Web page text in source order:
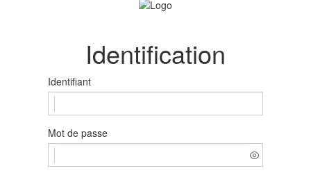
Identification
Identifiant
Mot de passe